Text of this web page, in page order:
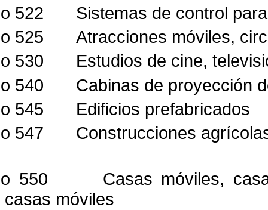
522
Sistemas de control
525
Atracciones móviles,
530
Estudios de cine,
540
Cabinas de proyección
545
Edificios prefabricados
547
Construcciones
550
Casas móviles,
casas móviles